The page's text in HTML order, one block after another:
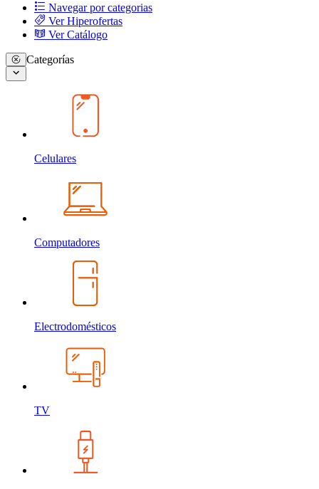
Navegar por categorias
Ver Hiperofertas
Ver Catálogo
Categorías
Celulares
Computadores
Electrodomésticos
TV